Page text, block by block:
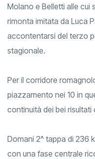
Molano e Belletti alle cui
rimonta imitata da Luca
accontentarsi del terzo
stagionale.
Per il corridore
piazzamento nei 10 in
continuità dei bei risultati
Domani 2^ tappa di 236
con una fase centrale